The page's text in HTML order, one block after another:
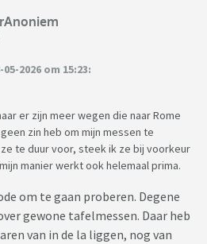
2026 om 15:23:
er zijn meer wegen die naar Rome
zin heb om mijn messen te
te duur voor, steek ik ze bij voorkeur
manier werkt ook helemaal prima.
om te gaan proberen. Degene
gewone tafelmessen. Daar heb
van in de la liggen, nog van